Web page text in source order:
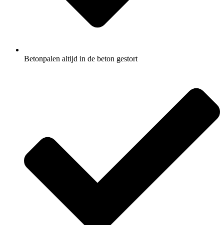
Betonpalen altijd in de beton gestort